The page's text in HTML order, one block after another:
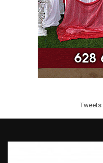
Tweets